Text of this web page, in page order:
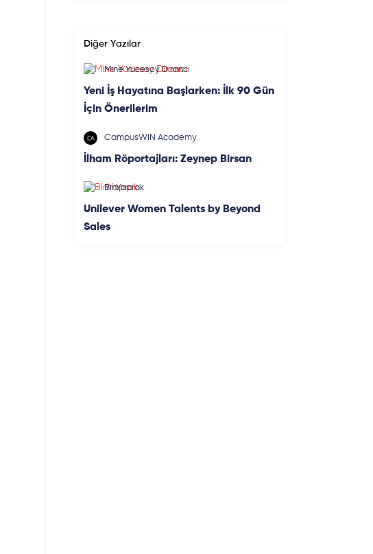
Diğer Yazılar
Mine Yücesoy Dirancı
Yeni İş Hayatına Başlarken: İlk 90 Gün
İçin Önerilerim
CampusWIN Academy
İlham Röportajları: Zeynep Birsan
BinYaprak
Unilever Women Talents by Beyond
Sales